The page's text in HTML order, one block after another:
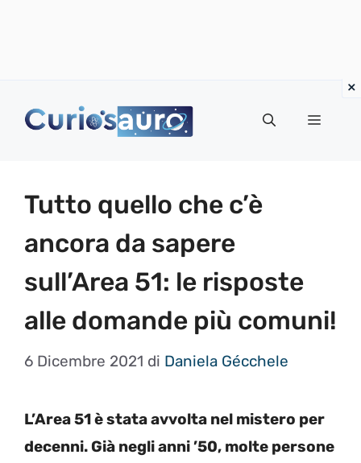
Menu
Tutto quello che c’è
ancora da sapere
sull’Area 51: le risposte
alle domande più comuni!
6 Dicembre 2021 di Daniela Gécchele
L’Area 51 è stata avvolta nel mistero per
decenni. Già negli anni ’50, molte persone